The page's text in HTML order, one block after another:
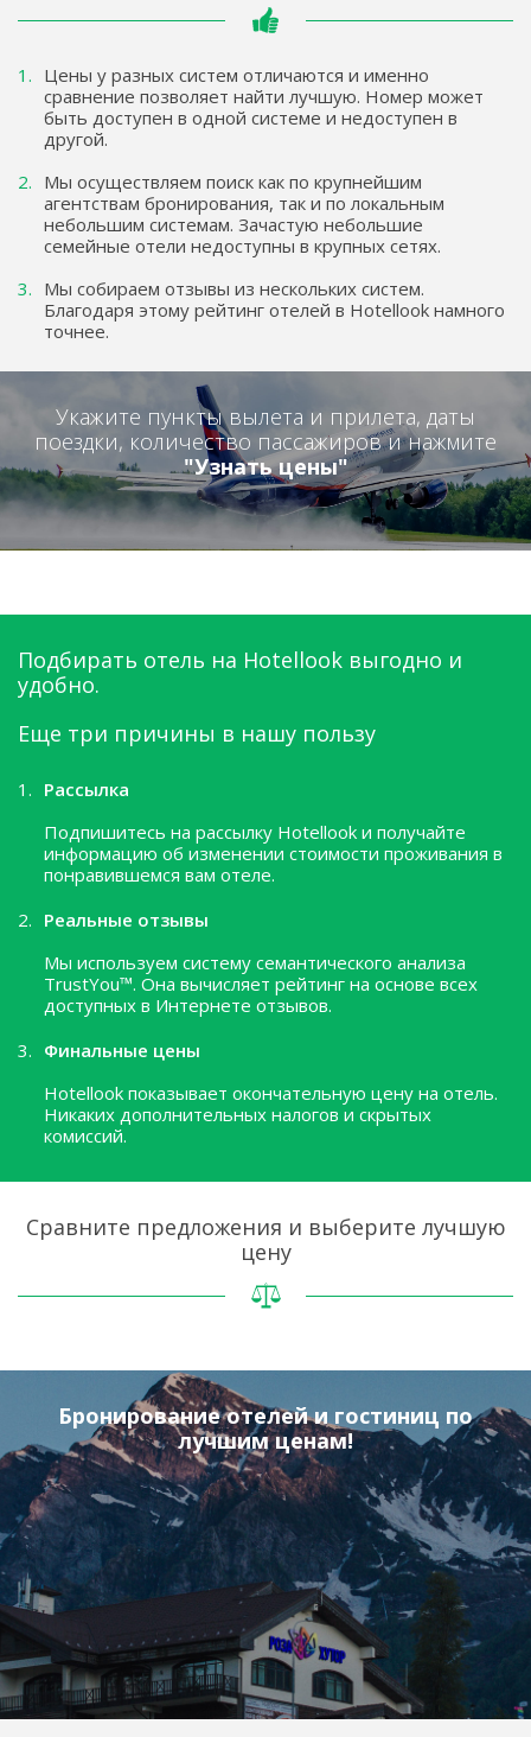
Цены у разных систем отличаются и именно
сравнение позволяет найти лучшую. Номер может
быть доступен в одной системе и недоступен в
другой.
Мы осуществляем поиск как по крупнейшим
агентствам бронирования, так и по локальным
небольшим системам. Зачастую небольшие
семейные отели недоступны в крупных сетях.
Мы собираем отзывы из нескольких систем.
Благодаря этому рейтинг отелей в Hotellook намного
точнее.
Укажите пункты вылета и прилета, даты
поездки, количество пассажиров и нажмите
"Узнать цены"
Подбирать отель на Hotellook выгодно и
удобно.
Еще три причины в нашу пользу
Рассылка
Подпишитесь на рассылку Hotellook и получайте
информацию об изменении стоимости проживания в
понравившемся вам отеле.
Реальные отзывы
Мы используем систему семантического анализа
TrustYou™. Она вычисляет рейтинг на основе всех
доступных в Интернете отзывов.
Финальные цены
Hotellook показывает окончательную цену на отель.
Никаких дополнительных налогов и скрытых
комиссий.
Сравните предложения и выберите лучшую
цену
Бронирование отелей и гостиниц по
лучшим ценам!